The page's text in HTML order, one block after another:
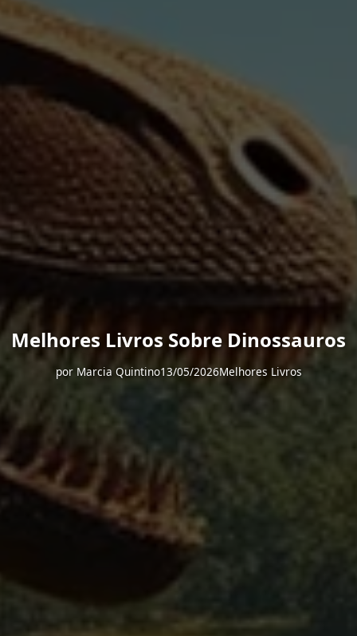
Melhores Livros Sobre Dinossauros
por Marcia Quintino13/05/2026Melhores Livros